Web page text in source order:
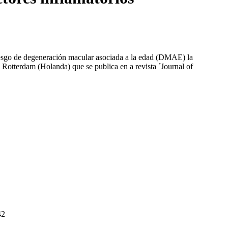
de degeneración macular asociada a la edad (DMAE) la
(Holanda) que se publica en a revista ´Journal of